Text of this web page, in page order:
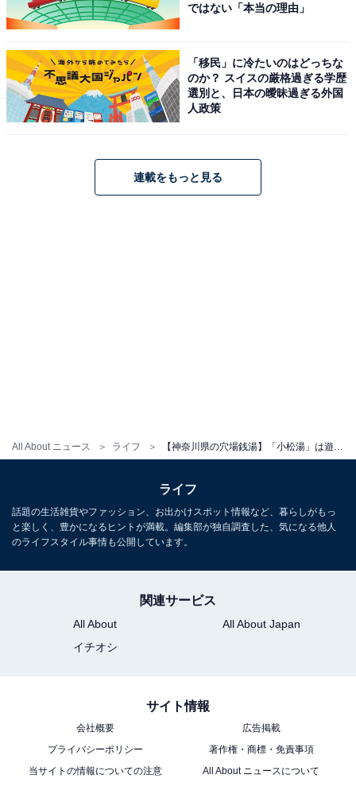
All About ニュース ライフ
ではない「本当の理由」
「移民」に冷たいのはどっちな
のか？ スイスの厳格過ぎる学歴
選別と、日本の曖昧過ぎる外国
人政策
連載をもっと見る
ライフ
話題の生活雑貨やファッション、お出かけスポット情報など、暮らしがもっ
と楽しく、豊かになるヒントが満載。編集部が独自調査した、気になる他人
のライフスタイル事情も公開しています。
関連サービス
All About
All About Japan
イチオシ
サイト情報
会社概要
広告掲載
プライバシーポリシー
著作権・商標・免責事項
当サイトの情報についての注意
All About ニュースについて